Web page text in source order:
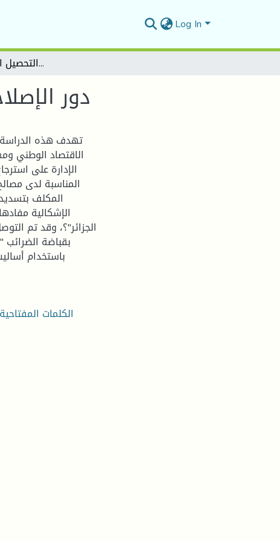
Log In
دور الإصلاحات الجبائية في تفعيل التحصيل الضريبي في الجزائر
دور
تهدف هذه الدراسة
الاقتصاد الوطني
الإدارة على
المناسبة لدى
المكلف
الإشكالية
الجزائر"؟، وقد تم
باستخدام
الكلمات